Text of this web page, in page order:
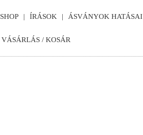
SHOP ÍRÁSOK ÁSVÁNYOK HATÁSAI
VÁSÁRLÁS / KOSÁR